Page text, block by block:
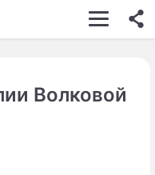
ШОУ-БИЗНЕС
КИНО
Волковой